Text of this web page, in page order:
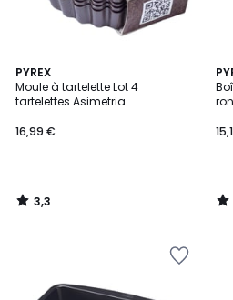
PYREX
Moule à tartelette Lot 4
tartelettes Asimetria
16,99 €
3,3
/ 5
3,3
/
5
/
5
/